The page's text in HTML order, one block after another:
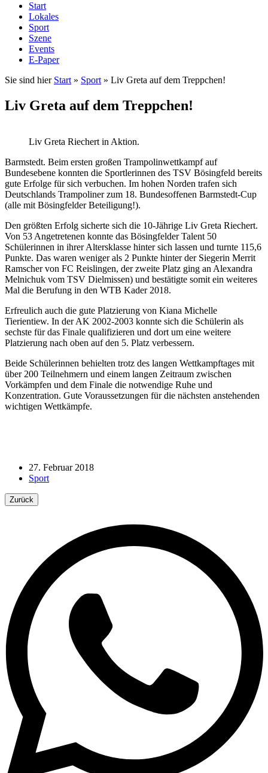
Start
Lokales
Sport
Szene
Events
E-Paper
Sie sind hier Start » Sport » Liv Greta auf dem Treppchen!
Liv Greta auf dem Treppchen!
Liv Greta Riechert in Aktion.
Barmstedt. Beim ersten großen Trampolinwettkampf auf
Bundesebene konnten die Sportlerinnen des TSV Bösingfeld bereits
gute Erfolge für sich verbuchen. Im hohen Norden trafen sich
Deutschlands Trampoliner zum 18. Bundesoffenen Barmstedt-Cup
(alle mit Bösingfelder Beteiligung!).
Den größten Erfolg sicherte sich die 10-Jährige Liv Greta Riechert.
Von 53 Angetretenen konnte das Bösingfelder Talent 50
Schülerinnen in ihrer Altersklasse hinter sich lassen und turnte 115,6
Punkte. Das waren weniger als 2 Punkte hinter der Siegerin Merrit
Ramscher von FC Reislingen, der zweite Platz ging an Alexandra
Melnichuk vom TSV Dielmissen) und bestätigte somit ein weiteres
Mal die Berufung in den WTB Kader 2018.
Erfreulich auch die gute Platzierung von Kiana Michelle
Tierientiew. In der AK 2002-2003 konnte sich die Schülerin als
sechste für das Finale qualifizieren und dort um eine weitere
Platzierung nach oben auf den 5. Platz verbessern.
Beide Schülerinnen behielten trotz des langen Wettkampftages mit
über 200 Teilnehmern und einem langen Zeitraum zwischen
Vorkämpfen und dem Finale die notwendige Ruhe und
Konzentration. Gute Voraussetzungen für die nächsten anstehenden
wichtigen Wettkämpfe.
27. Februar 2018
Sport